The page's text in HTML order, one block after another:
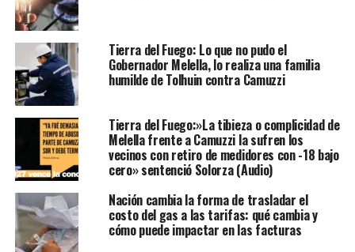
Tierra del Fuego: Lo que no pudo el
Gobernador Melella, lo realiza una familia
humilde de Tolhuin contra Camuzzi
Tierra del Fuego:»La tibieza o complicidad de
Melella frente a Camuzzi la sufren los
vecinos con retiro de medidores con -18 bajo
cero» sentenció Solorza (Audio)
Nación cambia la forma de trasladar el
costo del gas a las tarifas: qué cambia y
cómo puede impactar en las facturas